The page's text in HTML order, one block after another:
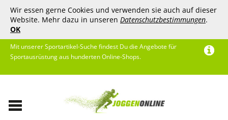
Wir essen gerne Cookies und verwenden sie auch auf dieser
Website. Mehr dazu in unseren Datenschutzbestimmungen.
OK
Mit unserer Sportartikel-Suche findest Du die Angebote für
Sportausrüstung aus hunderten Online-Shops.